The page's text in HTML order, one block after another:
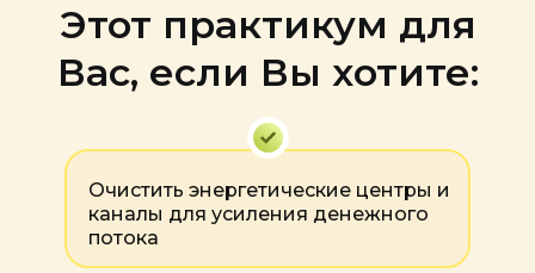
Этот практикум для
Вас, если Вы хотите:
Очистить энергетические центры и
каналы для усиления денежного
потока